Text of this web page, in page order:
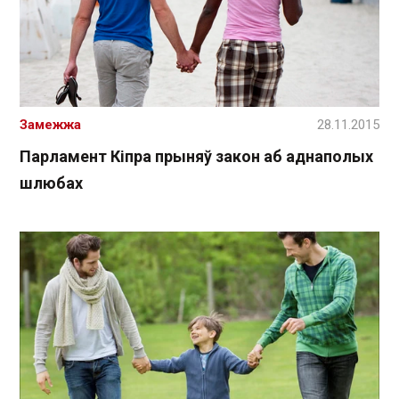
Парламент Кіпра прыняў закон аб аднаполых
шлюбах
Замежжа 28.11.2015